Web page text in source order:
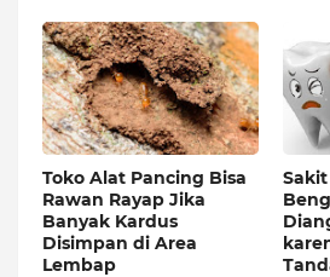
Toko Alat Pancing Bisa
Rawan Rayap Jika
Banyak Kardus
Disimpan di Area
Lembap